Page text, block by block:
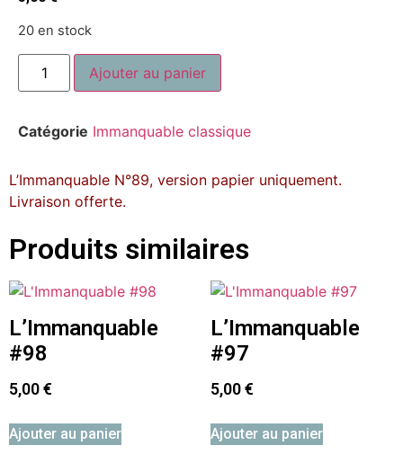
20 en stock
Ajouter au panier
Catégorie Immanquable classique
L’Immanquable N°89, version papier uniquement.
Livraison offerte.
Produits similaires
L’Immanquable
#98
5,00€
Ajouter au panier
L’Immanquable
#97
5,00€
Ajouter au panier